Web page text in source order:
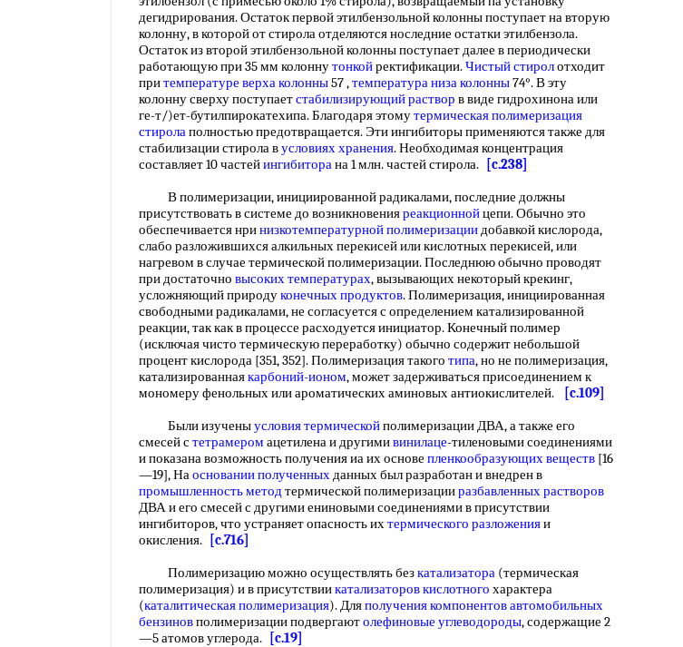
дегидрирования. Остаток первой этилбензольной колонны поступает на вторую
колонну, в которой от стирола отделяются носледние остатки этилбензола.
Остаток из второй этилбензольной колонны поступает далее в периодически
работающую при 35 мм колоннутонкойректификации.Чистый стиролотходит
притемпературе верха колонны57 ,температура низа колонны74°. В эту
колонну сверху поступаетстабилизирующий раствор в виде гидрохинона или
ге-т/)ет-бутилпирокатехипа. Благодаря этомутермическая полимеризация
стиролаполностью предотвращается. Эти ингибиторы применяются также для
стабилизации стирола вусловиях хранения. Необходимая концентрация
составляет 10 частейингибиторана 1 млн. частей стирола.
[c.238]
В полимеризации, инициированной радикалами, последние должны
присутствовать в системе до возникновенияреакционнойцепи. Обычно это
обеспечивается нринизкотемпературной полимеризациидобавкой кислорода,
слабо разложившихся алкильных перекисей или кислотных перекисей, или
нагревом в случае термической полимеризации. Последнюю обычно проводят
при достаточно высоких температурах, вызывающих некоторый крекинг,
усложняющий природуконечных продуктов. Полимеризация, инициированная
свободными радикалами, не согласуется с определением катализированной
реакции, так как в процессе расходуется инициатор. Конечный полимер
(исключая чисто термическую переработку) обычно содержит небольшой
процент кислорода [351, 352]. Полимеризация такого типа, но не полимеризация,
катализированнаякарбоний-ионом, может задерживаться присоединением к
мономеру фенольных или ароматических аминовых антиокислителей.
[c.109]
Были изученыусловия термическойполимеризации ДВА, а также его
смесей стетрамером ацетилена и другимивинилаце-тиленовыми соединениями
и показана возможность получения иа их основе пленкообразующих веществ [16
—19], Наосновании полученныхданных был разработан и внедрен в
промышленность методтермической полимеризацииразбавленных растворов
ДВА и его смесей с другими ениновыми соединениями в присутствии
ингибиторов, что устраняет опасность ихтермического разложенияи
окисления.
[c.716]
Полимеризацию можно осуществлять безкатализатора (термическая
полимеризация) и в присутствиикатализаторов кислотного характера
(каталитическая полимеризация). Дляполучения компонентов автомобильных
бензиновполимеризации подвергаютолефиновые углеводороды, содержащие 2
—5 атомов углерода.
[c.19]